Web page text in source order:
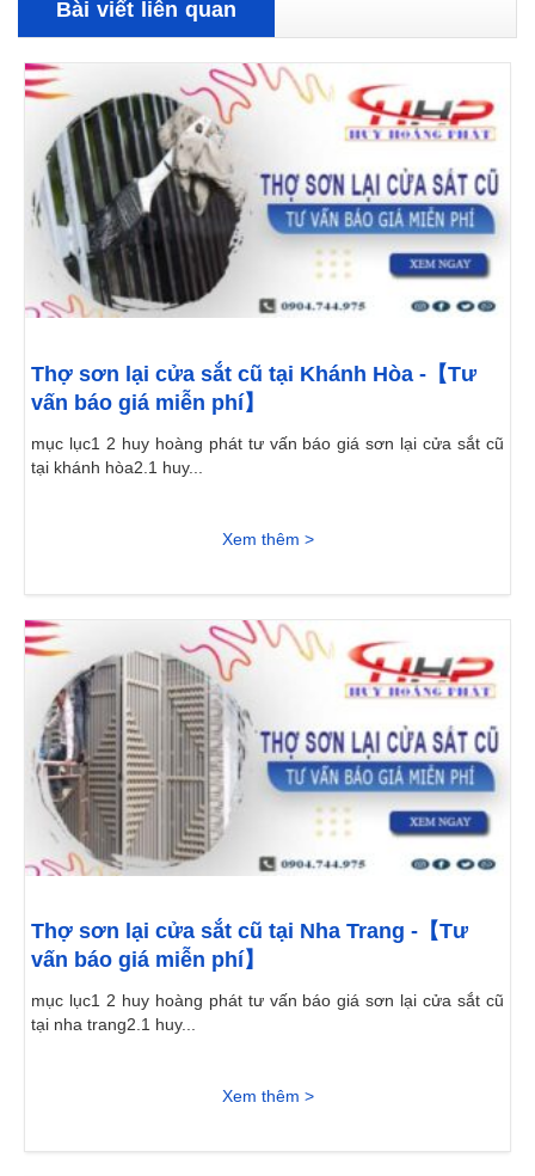
Bài viết liên quan
Thợ sơn lại cửa sắt cũ tại Khánh Hòa -【Tư
vấn báo giá miễn phí】
mục lục1 2 huy hoàng phát tư vấn báo giá sơn lại cửa sắt cũ
tại khánh hòa2.1 huy...
Xem thêm >
Thợ sơn lại cửa sắt cũ tại Nha Trang -【Tư
vấn báo giá miễn phí】
mục lục1 2 huy hoàng phát tư vấn báo giá sơn lại cửa sắt cũ
tại nha trang2.1 huy...
Xem thêm >